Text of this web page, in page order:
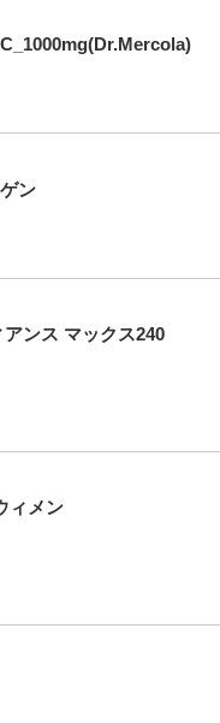
ン
ンス マックス240
ィメン